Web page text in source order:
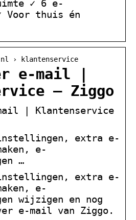
✓ 6 e-
Voor thuis én
› klantenservice
e-mail |
– Ziggo
| Klantenservice
instellingen, extra e-
e-
…
instellingen, extra e-
e-
wijzigen en nog
e-mail van Ziggo.